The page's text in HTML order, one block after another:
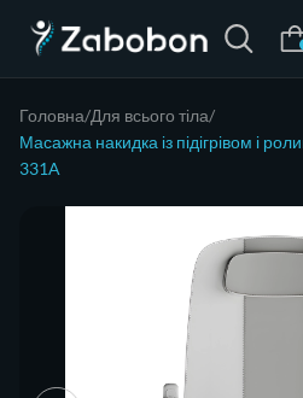
Головна Для всього тіла
Масажна накидка із підігрівом і
331A